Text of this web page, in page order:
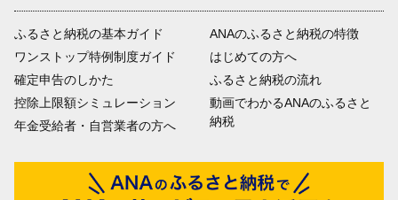
ふるさと納税の基本ガイド
ワンストップ特例制度ガイド
確定申告のしかた
控除上限額シミュレーション
年金受給者・自営業者の方へ
ANAのふるさと納税の特徴
はじめての方へ
ふるさと納税の流れ
動画でわかるANAのふるさと
納税